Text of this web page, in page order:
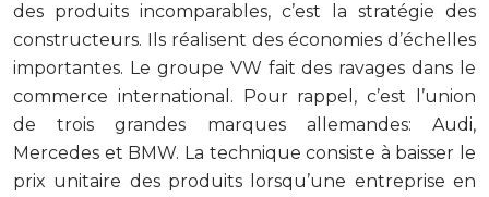
des produits incomparables, c’est la stratégie des
constructeurs. Ils réalisent des économies d’échelles
importantes. Le groupe VW fait des ravages dans le
commerce international. Pour rappel, c’est l’union
de trois grandes marques allemandes: Audi,
Mercedes et BMW. La technique consiste à baisser le
prix unitaire des produits lorsqu’une entreprise en